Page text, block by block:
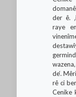
der ê.
raye
de‘.
rê ci
Cenike